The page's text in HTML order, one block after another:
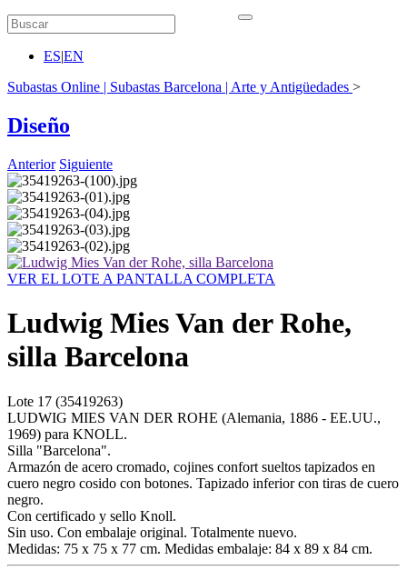
ES|EN
Subastas Online | Subastas Barcelona | Arte y Antigüedades >
Diseño
Anterior Siguiente
VER EL LOTE A PANTALLA COMPLETA
Ludwig Mies Van der Rohe,
silla Barcelona
Lote 17 (35419263)
LUDWIG MIES VAN DER ROHE (Alemania, 1886 - EE.UU.,
1969) para KNOLL.
Silla "Barcelona".
Armazón de acero cromado, cojines confort sueltos tapizados en
cuero negro cosido con botones. Tapizado inferior con tiras de cuero
negro.
Con certificado y sello Knoll.
Sin uso. Con embalaje original. Totalmente nuevo.
Medidas: 75 x 75 x 77 cm. Medidas embalaje: 84 x 89 x 84 cm.